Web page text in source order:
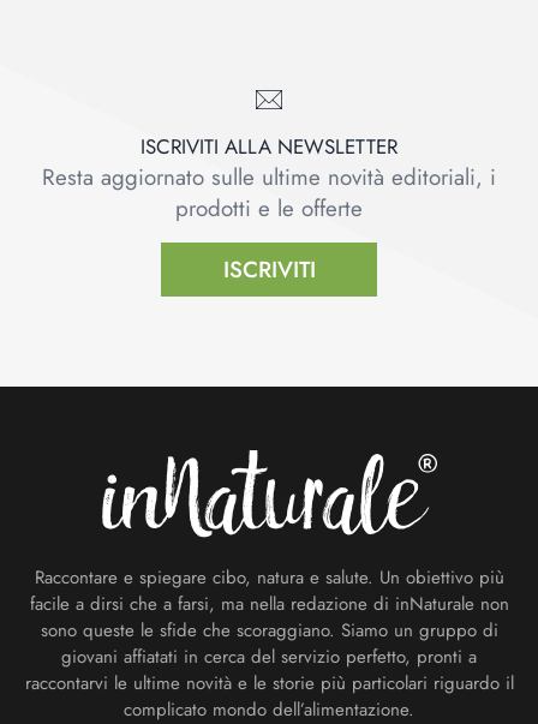
ISCRIVITI ALLA NEWSLETTER
Resta aggiornato sulle ultime novità editoriali, i
prodotti e le offerte
ISCRIVITI
Raccontare e spiegare cibo, natura e salute. Un obiettivo più
facile a dirsi che a farsi, ma nella redazione di inNaturale non
sono queste le sfide che scoraggiano. Siamo un gruppo di
giovani affiatati in cerca del servizio perfetto, pronti a
raccontarvi le ultime novità e le storie più particolari riguardo il
complicato mondo dell’alimentazione.